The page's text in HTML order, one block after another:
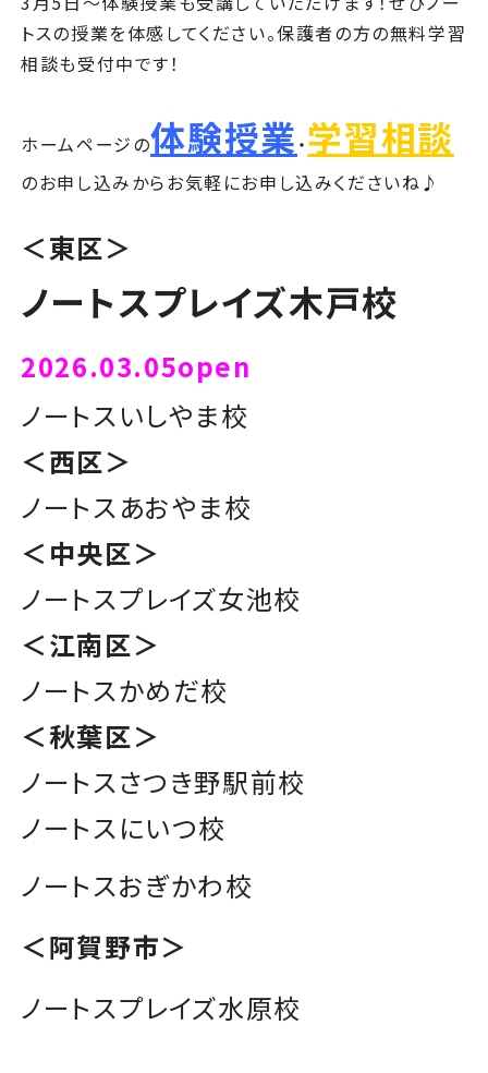
トスの授業を体感してください。保護者の方の無料学習
相談も受付中です！
ホームページの体験授業 ・学習相談
のお申し込みからお気軽にお申し込みくださいね♪
＜東区＞
ノートスプレイズ木戸校
2026.03.05open
ノートスいしやま校
＜西区＞
ノートスあおやま校
＜中央区＞
ノートスプレイズ女池校
＜江南区＞
ノートスかめだ校
＜秋葉区＞
ノートスさつき野駅前校
ノートスにいつ校
ノートスおぎかわ校
＜阿賀野市＞
ノートスプレイズ水原校